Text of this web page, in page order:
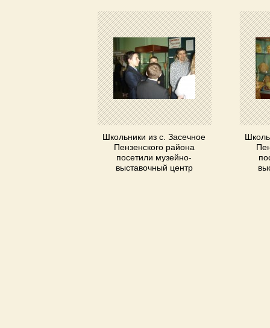
Школьники из с. Засечное
Пензенского района
посетили музейно-
выставочный центр